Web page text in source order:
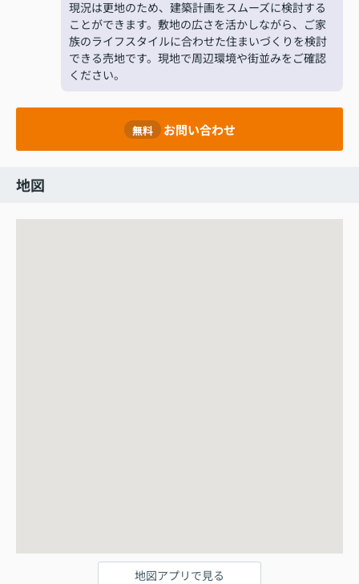
現況は更地のため、建築計画をスムーズに検討する
ことができます。敷地の広さを活かしながら、ご家
族のライフスタイルに合わせた住まいづくりを検討
できる売地です。現地で周辺環境や街並みをご確認
ください。
無料 お問い合わせ
地図
地図アプリで見る